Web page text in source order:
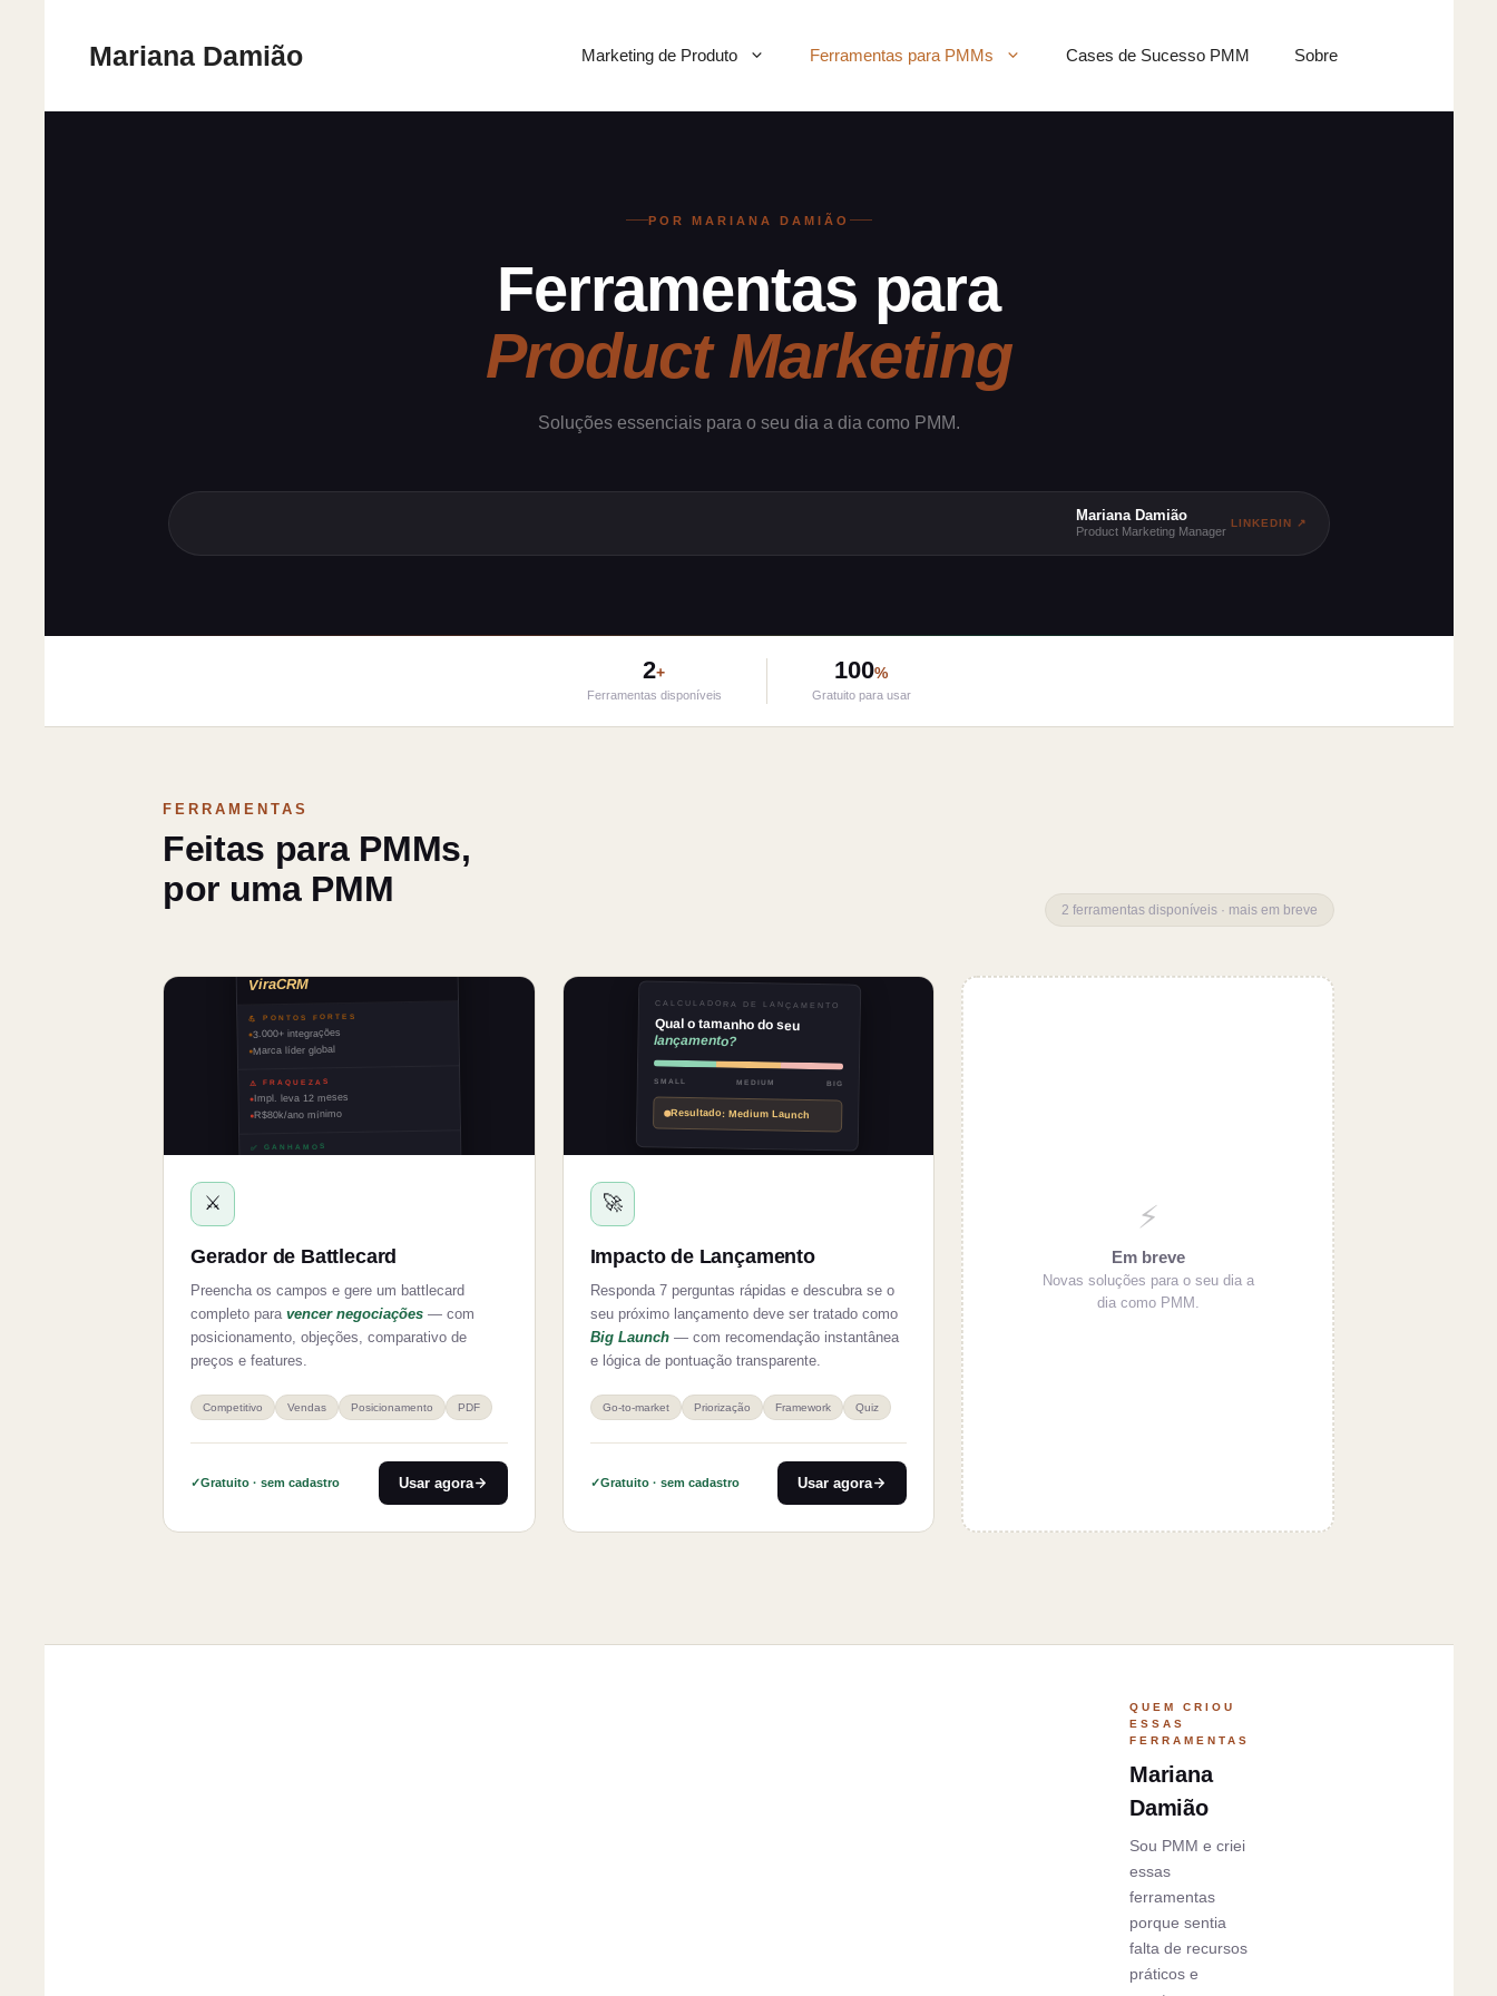
Mariana Damião Marketing de Produto Ferramentas para PMMs Cases de Sucesso PMM Sobre
POR MARIANA DAMIÃO
Ferramentas para
Product Marketing
Soluções essenciais para o seu dia a dia como PMM.
Mariana Damião
Product Marketing Manager
LINKEDIN ↗
2+
Ferramentas disponíveis
100%
Gratuito para usar
FERRAMENTAS
Feitas para PMMs,
por uma PMM
2 ferramentas disponíveis · mais em breve
ViraCRM
💪 PONTOS FORTES
3.000+ integrações
Marca líder global
⚠️ FRAQUEZAS
Impl. leva 12 meses
R$80k/ano mínimo
✅ GANHAMOS
⚔️
Gerador de Battlecard
Preencha os campos e gere um battlecard
completo para vencer negociações — com
posicionamento, objeções, comparativo de
preços e features.
Competitivo Vendas Posicionamento PDF
Gratuito · sem cadastro Usar agora
DISPONÍVEL
CALCULADORA DE LANÇAMENTO
Qual o tamanho do seu
lançamento?
SMALL MEDIUM BIG
Resultado: Medium Launch
🚀
Impacto de Lançamento
Responda 7 perguntas rápidas e descubra se o
seu próximo lançamento deve ser tratado como
Big Launch— com recomendação instantânea
e lógica de pontuação transparente.
Go-to-market Priorização Framework Quiz
Gratuito · sem cadastro Usar agora
⚡
Em breve
Novas soluções para o seu dia a
dia como PMM.
QUEM CRIOU
ESSAS
FERRAMENTAS
Mariana
Damião
Sou PMM e criei
essas
ferramentas
porque sentia
falta de recursos
práticos e